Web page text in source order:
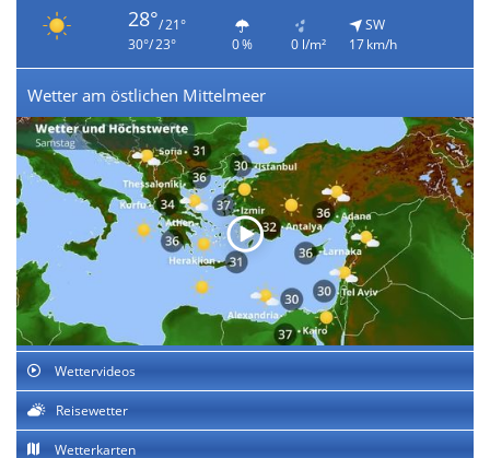
28°/ 21°
30°/ 23°
0 % 0 l/m²
SW
17 km/h
Wetter am östlichen Mittelmeer
Wettervideos
Reisewetter
Wetterkarten